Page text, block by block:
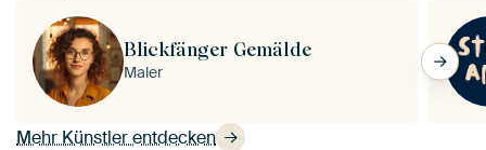
Mehr Künstler entdecken
Blickfänger Gemälde
Maler